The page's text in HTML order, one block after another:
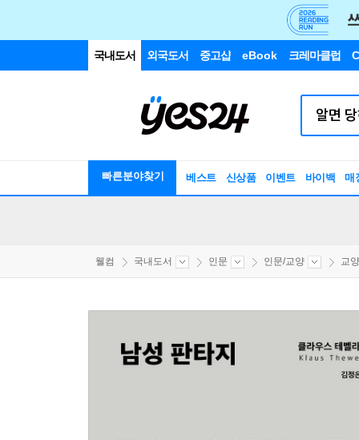
국내도서 외국도서 중고샵 eBook 크레마클럽
빠른분야찾기 베스트 신상품 이벤트 바이백 매
웰컴 국내도서 인문 인문/교양 교